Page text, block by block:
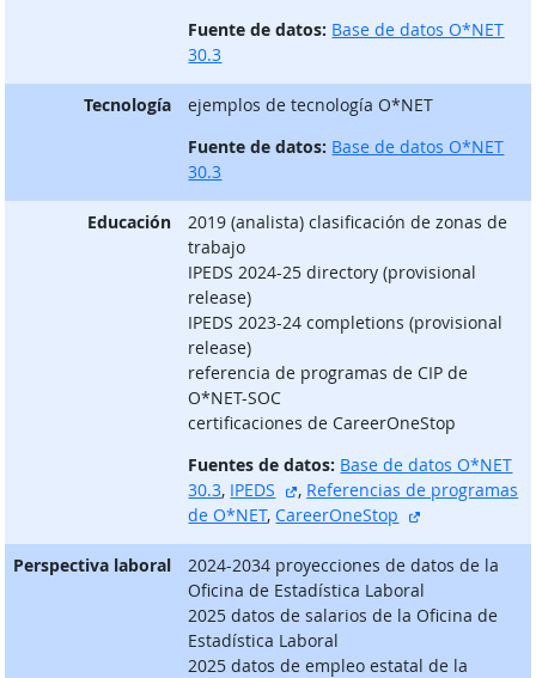
Fuente de datos: Base de datos O*NET
30.3
Tecnología
ejemplos de tecnología O*NET
Fuente de datos: Base de datos O*NET
30.3
Educación
2019 (analista) clasificación de zonas de
trabajo
IPEDS 2024-25 directory (provisional
release)
IPEDS 2023-24 completions (provisional
release)
referencia de programas de CIP de
O*NET-SOC
certificaciones de CareerOneStop
Fuentes de datos: Base de datos O*NET
30.3, IPEDS sitio externo
, Referencias de programas
de O*NET,CareerOneStop
Perspectiva laboral
2024-2034 proyecciones de datos de la
Oficina de Estadística Laboral
2025 datos de salarios de la Oficina de
Estadística Laboral
2025 datos de empleo estatal de la